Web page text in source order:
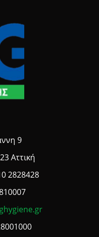
9
Αττική
2828428